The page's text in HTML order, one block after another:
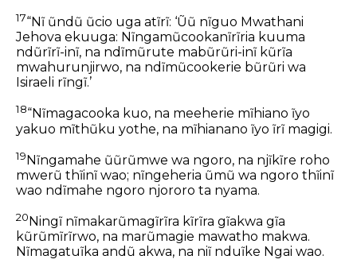
17“Nĩ ũndũ ũcio uga atĩrĩ: ‘Ũũ nĩguo Mwathani
Jehova ekuuga: Nĩngamũcookanĩrĩria kuuma
ndũrĩrĩ-inĩ, na ndĩmũrute mabũrũri-inĩ kũrĩa
mwahurunjirwo, na ndĩmũcookerie bũrũri wa
Isiraeli rĩngĩ.’
18“Nĩmagacooka kuo, na meeherie mĩhiano ĩyo
yakuo mĩthũku yothe, na mĩhianano ĩyo ĩrĩ magigi.
19Nĩngamahe ũũrũmwe wa ngoro, na njĩkĩre roho
mwerũ thĩinĩ wao; nĩngeheria ũmũ wa ngoro thĩinĩ
wao ndĩmahe ngoro njororo ta nyama.
20 Ningĩ nĩmakarũmagĩrĩra kĩrĩra gĩakwa gĩa
kũrũmĩrĩrwo, na marũmagie mawatho makwa.
Nĩmagatuĩka andũ akwa, na niĩ nduĩke Ngai wao.